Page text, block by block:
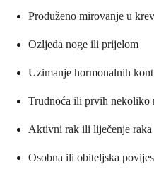
Produženo mirovanje u
Ozljeda noge ili prijelom
Uzimanje hormonalnih
Trudnoća ili prvih nekoliko
Aktivni rak ili liječenje raka
Osobna ili obiteljska